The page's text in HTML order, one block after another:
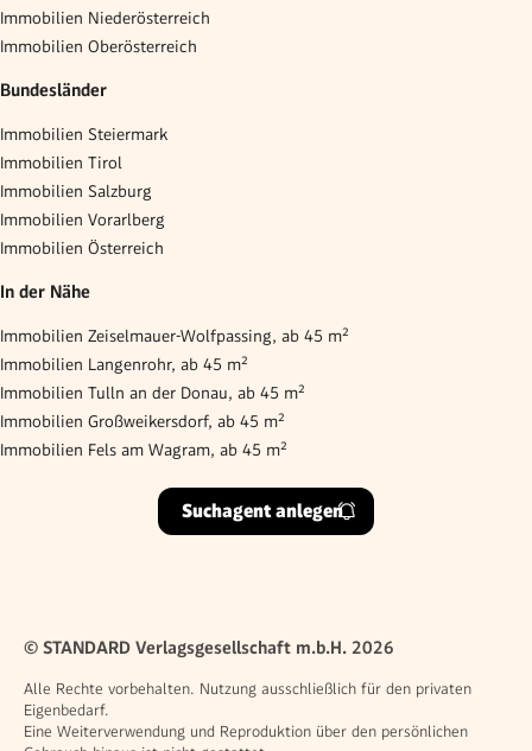
Immobilien Niederösterreich
Immobilien Oberösterreich
Bundesländer
Immobilien Steiermark
Immobilien Tirol
Immobilien Salzburg
Immobilien Vorarlberg
Immobilien Österreich
In der Nähe
Immobilien Zeiselmauer-Wolfpassing, ab 45 m²
Immobilien Langenrohr, ab 45 m²
Immobilien Tulln an der Donau, ab 45 m²
Immobilien Großweikersdorf, ab 45 m²
Immobilien Fels am Wagram, ab 45 m²
Suchagent anlegen
© STANDARD Verlagsgesellschaft m.b.H. 2026
Alle Rechte vorbehalten. Nutzung ausschließlich für den privaten
Eigenbedarf.
Eine Weiterverwendung und Reproduktion über den persönlichen